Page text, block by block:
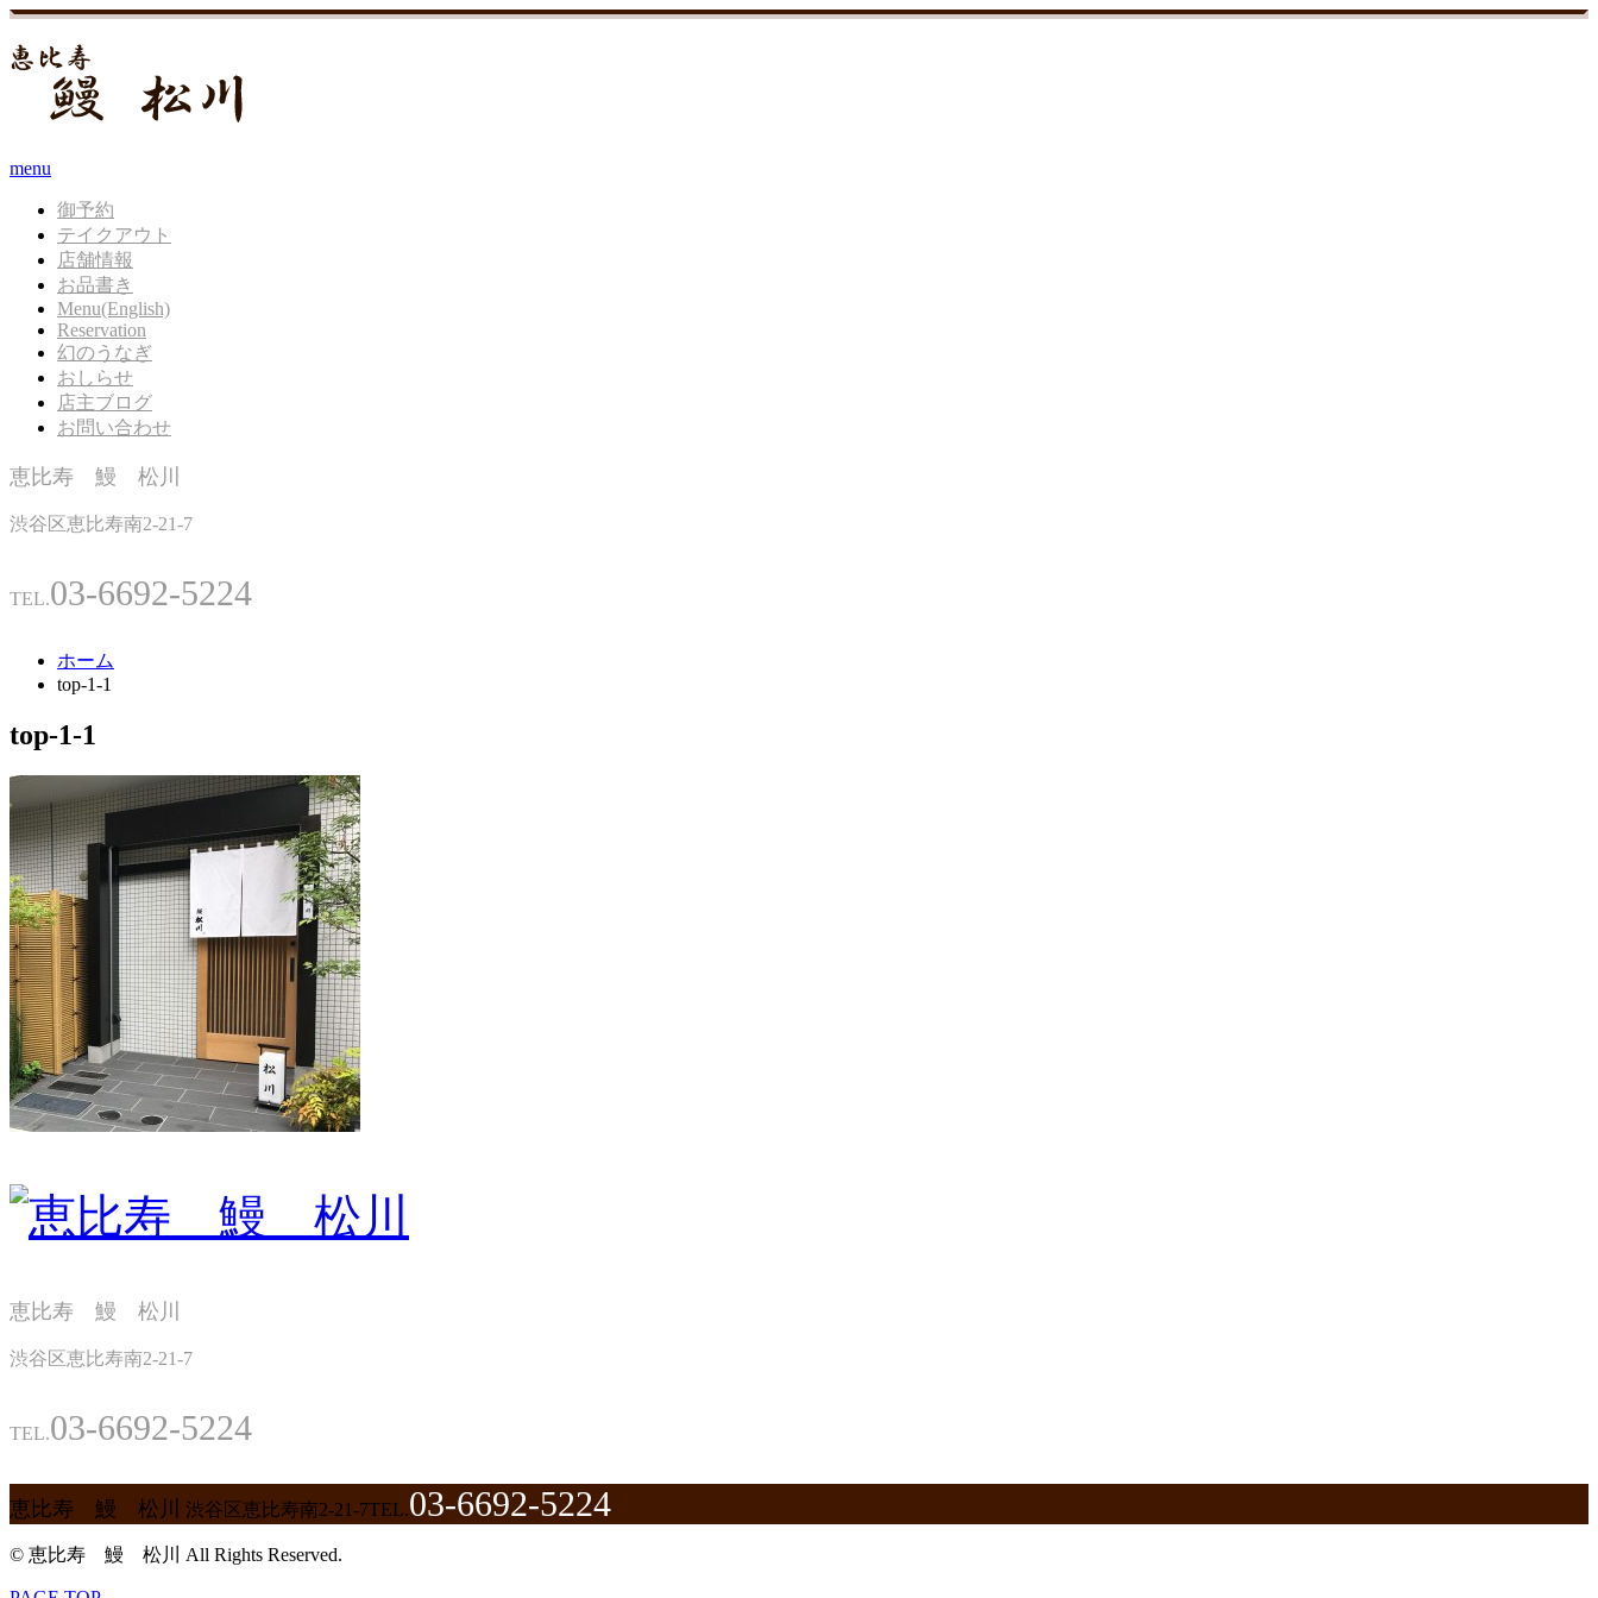
menu
御予約
テイクアウト
店舗情報
お品書き
Menu(English)
Reservation
幻のうなぎ
おしらせ
店主ブログ
お問い合わせ
恵比寿 鰻 松川
渋谷区恵比寿南2-21-7
TEL.03-6692-5224
ホーム
top-1-1
top-1-1
恵比寿 鰻 松川
渋谷区恵比寿南2-21-7
TEL.03-6692-5224
恵比寿 鰻 松川 渋谷区恵比寿南2-21-7TEL.03-6692-5224
© 恵比寿 鰻 松川 All Rights Reserved.